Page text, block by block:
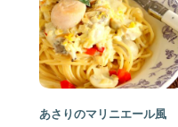
あさりのマリニエール風